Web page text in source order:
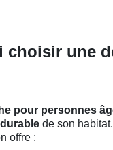
choisir une
pour personnes
de son habitat.
offre :